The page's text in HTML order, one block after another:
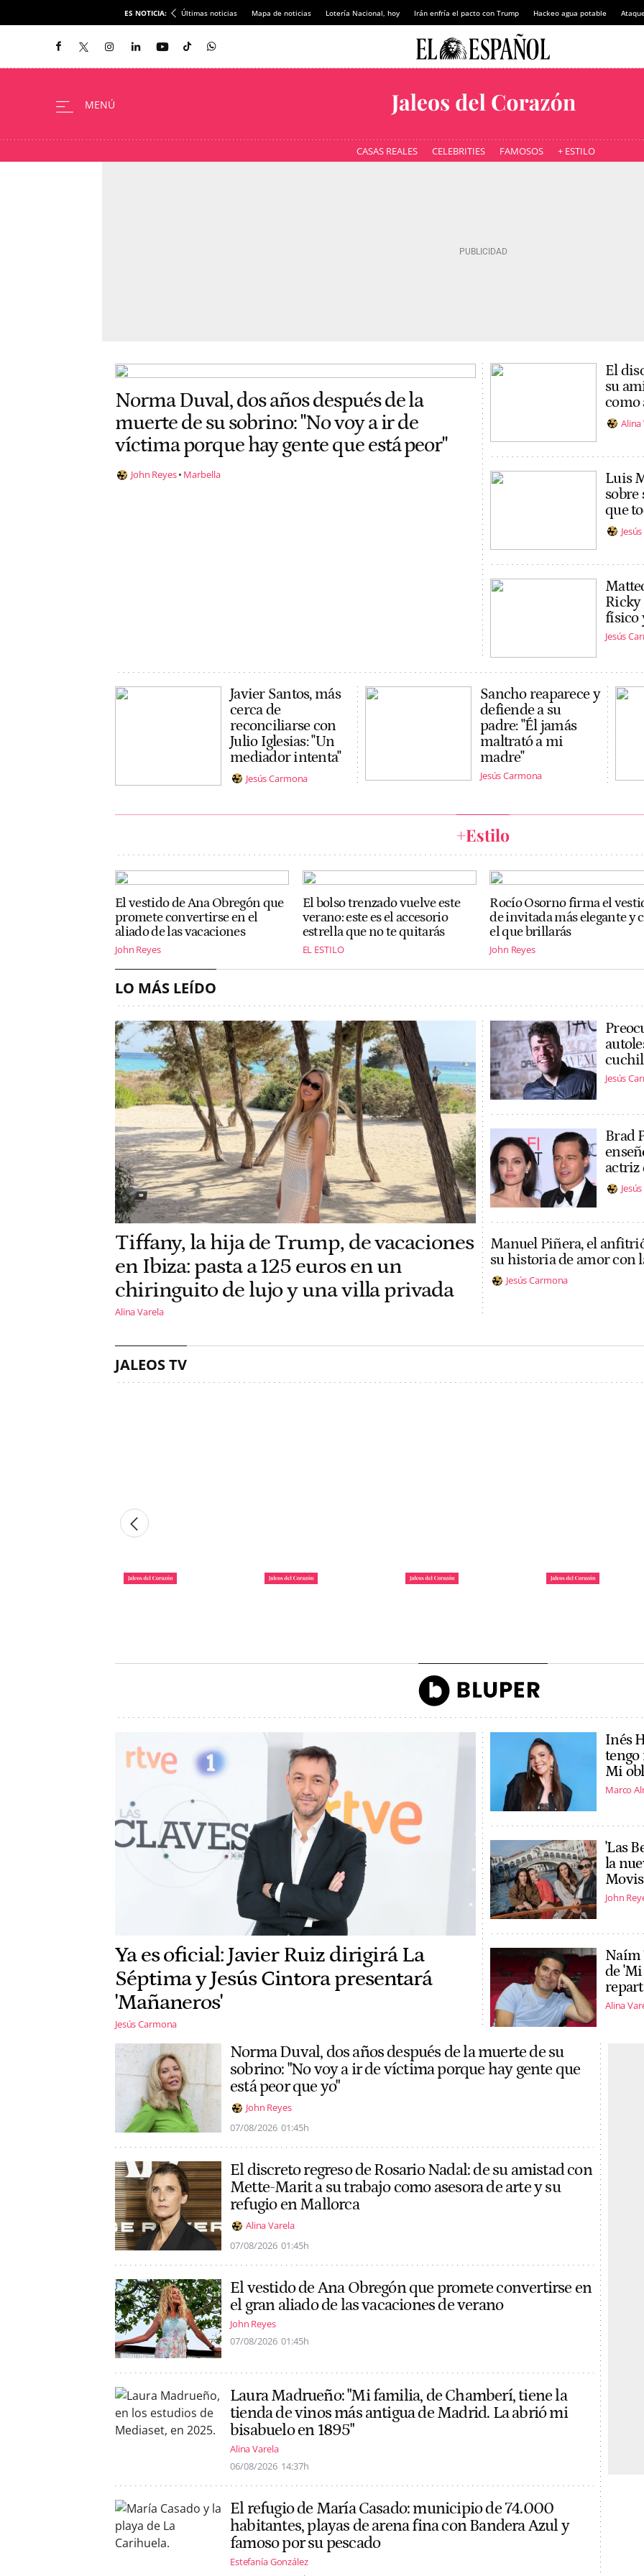
ES NOTICIA: Últimas noticias Mapa de noticias Lotería Nacional, hoy Irán enfría el pacto con Trump Hackeo agua potable
CASAS REALES CELEBRITIES FAMOSOS + ESTILO
Norma Duval, dos años después de la
muerte de su sobrino: "No voy a ir de
víctima porque hay gente que está peor"
John Reyes Marbella
El
su
como
Alina
Luis
sobre
que
Ricky
físico
Jesús
Javier Santos, más
cerca de
reconciliarse con
Julio Iglesias: "Un
mediador intenta"
Jesús Carmona
Sancho reaparece y
defiende a su
padre: "Él jamás
maltrató a mi
madre"
Jesús Carmona
+Estilo
El vestido de Ana Obregón que
promete convertirse en el
aliado de las vacaciones
John Reyes
El bolso trenzado vuelve este
verano: este es el accesorio
estrella que no te quitarás
EL ESTILO
Rocío Osorno firma el
de invitada más elegante y
el que brillarás
John Reyes
LO MÁS LEÍDO
Tiffany, la hija de Trump, de vacaciones
en Ibiza: pasta a 125 euros en un
chiringuito de lujo y una villa privada
Alina Varela
Jesús
Brad
actriz
Manuel Piñera, el
su historia de amor con
Jesús Carmona
JALEOS TV
Ya es oficial: Javier Ruiz dirigirá La
Séptima y Jesús Cintora presentará
'Mañaneros'
Jesús Carmona
Inés
tengo
Mi
Marco
'Las
la
John
Naím
de 'Mi
Alina
Norma Duval, dos años después de la muerte de su
sobrino: "No voy a ir de víctima porque hay gente que
está peor que yo"
John Reyes
07/08/2026 01:45h
El discreto regreso de Rosario Nadal: de su amistad con
Mette-Marit a su trabajo como asesora de arte y su
refugio en Mallorca
Alina Varela
07/08/2026 01:45h
El vestido de Ana Obregón que promete convertirse en
el gran aliado de las vacaciones de verano
John Reyes
07/08/2026 01:45h
Laura Madrueño: "Mi familia, de Chamberí, tiene la
tienda de vinos más antigua de Madrid. La abrió mi
bisabuelo en 1895"
Alina Varela
06/08/2026 14:37h
El refugio de María Casado: municipio de 74.000
habitantes, playas de arena fina con Bandera Azul y
famoso por su pescado
Estefanía González